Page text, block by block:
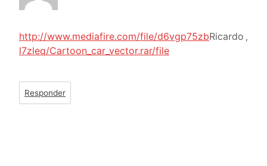
Ricardo ,
http://www.mediafire.com/file/d6vgp75zb
l7zleq/Cartoon_car_vector.rar/file
Responder